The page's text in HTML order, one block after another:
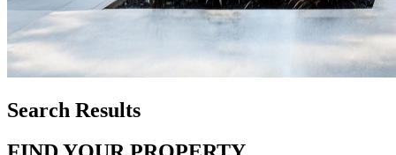
Search Results